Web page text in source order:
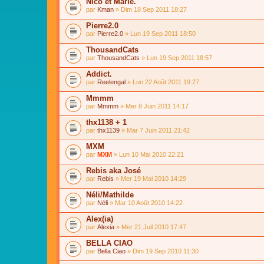
par Kman » Dim 18 Sep 2011 18:27
Pierre2.0
par Pierre2.0 » Lun 19 Sep 2011 18:50
ThousandCats
par ThousandCats » Lun 19 Sep 2011 18:57
Addict.
par Reelengal » Lun 22 Août 2011 19:27
Mmmm
par Mmmm » Mer 8 Juin 2011 14:17
thx1138 + 1
par thx1139 » Mar 7 Juin 2011 21:42
MXM
par MXM » Lun 10 Mai 2010 22:21
Rebis aka José
par Rebis » Mer 19 Mai 2010 14:29
Néli/Mathilde
par Néli » Mar 10 Août 2010 14:22
Alex(ia)
par Alexia » Mer 21 Juil 2010 17:47
BELLA CIAO
par Bella Ciao » Dim 19 Sep 2010 11:30